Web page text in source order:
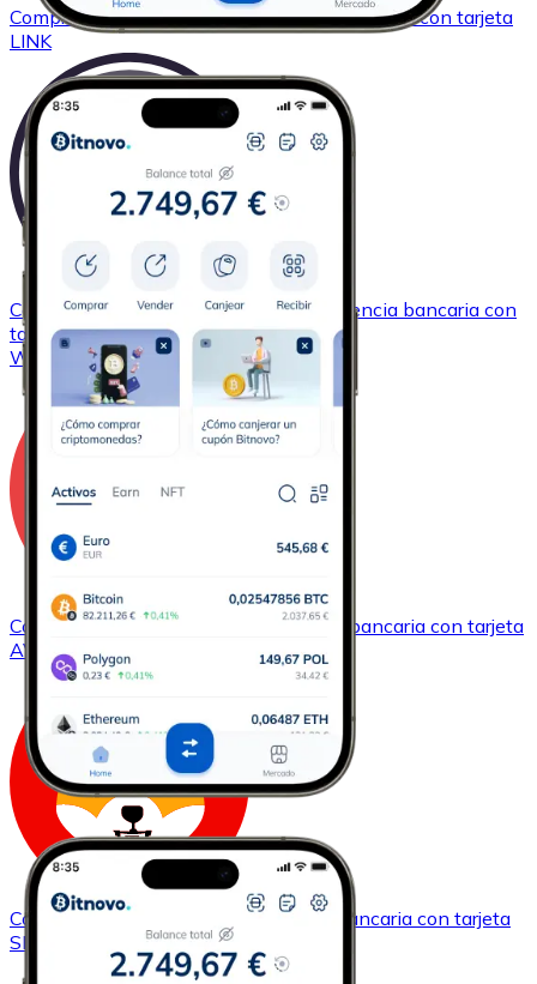
ComprarChainlinkcon transferencia bancariacon tarjeta
LINK
ComprarWrapped Bitcoincon transferencia bancaria con
tarjeta
WBTC
ComprarAvalanche con transferencia bancaria con tarjeta
AVAX
ComprarShiba Inu con transferencia bancaria con tarjeta
SHIB